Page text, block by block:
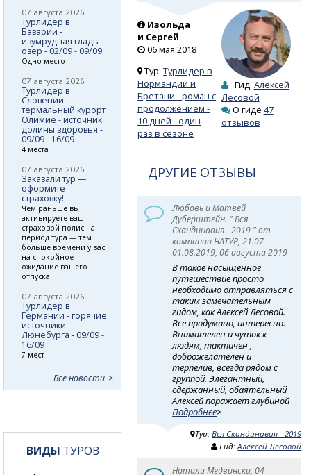
Изольда
и Сергей
06 мая 2018
Тур:Турлидер в
Нормандии и
Бретани - роман с
продолжением -
10 дней - один
раз в сезоне
Гид: Алексей
Лесовой
О гиде 47
отзывов
ДРУГИЕ ОТЗЫВЫ
Любовь и Матвей
Дуберштейн. " Вся
Скандинавия - 2019 " от
компании НАТУР, 21.07-
01.08.2019, 06 августа 2019
В такое насыщенное
путешествие просто
необходимо отправляться с
таким замечательным
гидом, как Алексей Лесовой.
Все продумано, интересно.
Внимателен и чуток к
людям, тактичен ,
доброжелателен и
терпелив, всегда рядом с
группой. Элегантный,
сдержанный, обаятельный
Алексей поражает глубиной
Подробнее>
Тур:Вся Скандинавия - 2019
Гид:Алексей Лесовой
Натали Медвински, 04
07 августа 2026
Турлидер в
Баварии -
изумрудная гладь
озер - 02/09 - 09/09
Одно место
07 августа 2026
Турлидер в
Словении -
термальный курорт
Олимие - источник
долины здоровья -
09/09 - 16/09
4 места
07 августа 2026
Заказали тур —
оформите
страховку!
Чем раньше вы
активируете ваш
страховой полис на
период тура — тем
больше времени у вас
на спокойное
ожидание вашего
отпуска!
07 августа 2026
Турлидер в
Германии - горячие
источники
Люнебурга - 09/09 -
16/09
7 мест
Все новости
ВИДЫ ТУРОВ